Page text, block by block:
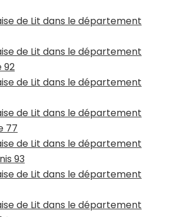
de Lit dans le département
de Lit dans le département
92
de Lit dans le département
de Lit dans le département
77
de Lit dans le département
93
de Lit dans le département
de Lit dans le département